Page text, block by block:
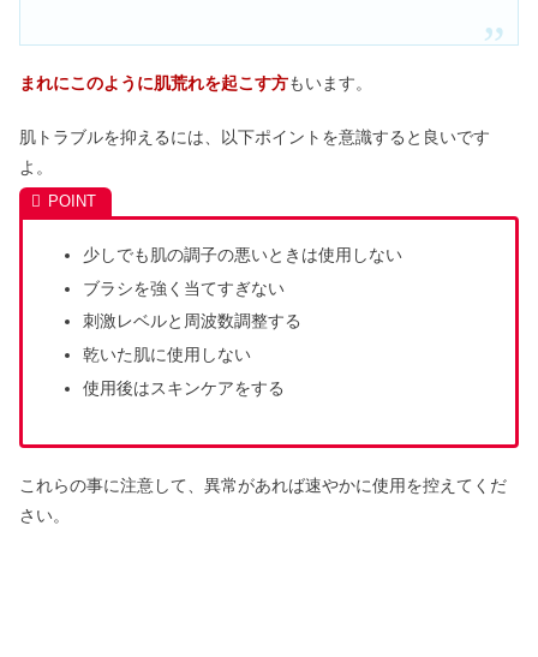
まれにこのように肌荒れを起こす方もいます。
肌トラブルを抑えるには、以下ポイントを意識すると良いです
よ。
少しでも肌の調子の悪いときは使用しない
ブラシを強く当てすぎない
刺激レベルと周波数調整する
乾いた肌に使用しない
使用後はスキンケアをする
これらの事に注意して、異常があれば速やかに使用を控えてくだ
さい。